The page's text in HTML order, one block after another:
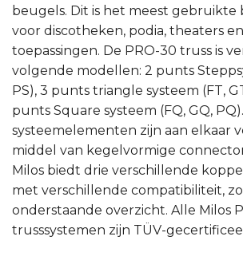
beugels. Dit is het meest gebruikte
voor discotheken, podia, theaters
toepassingen. De PRO-30 truss is
volgende modellen: 2 punts
PS), 3 punts triangle systeem (FT,
punts Square systeem (FQ, GQ,
systeemelementen zijn aan elkaar
middel van kegelvormige
Milos biedt drie verschillende
met verschillende compatibiliteit,
onderstaande overzicht. Alle Milos
trusssystemen zijn TÜV-